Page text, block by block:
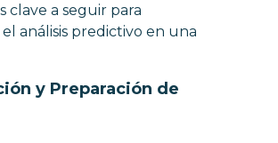
clave a seguir para
análisis predictivo en una
y Preparación de